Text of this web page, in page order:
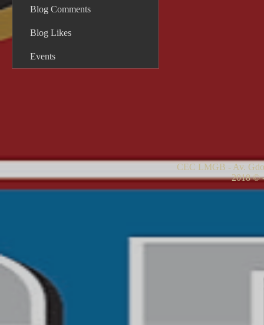
Blog Comments
Blog Likes
Events
CEC LMGB - Av.
2018 ©